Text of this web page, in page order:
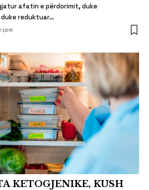
afatin e përdorimit, duke
reduktuar…
parë
KETOGJENIKE, KUSH